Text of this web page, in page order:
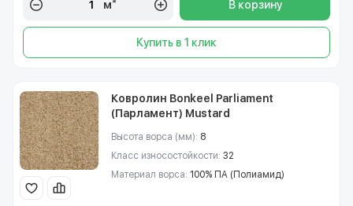
м² В корзину
Купить в 1 клик
Ковролин Bonkeel Parliament
(Парламент) Mustard
Высота ворса (мм): 8
Класс износостойкости: 32
Материал ворса: 100% ПА (Полиамид)